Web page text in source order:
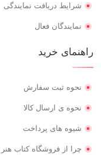
شرایط دریافت نمایندگی
نمایندگان فعال
راهنمای خرید
نحوه ثبت سفارش
نحوه ی ارسال کالا
شیوه های پرداخت
چرا از فروشگاه کتاب هنر